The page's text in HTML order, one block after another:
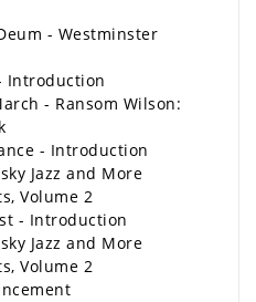
- Westminster
Introduction
- Ransom Wilson:
- Introduction
Jazz and More
Volume 2
- Introduction
Jazz and More
Volume 2